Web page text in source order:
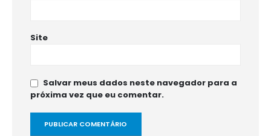
Site
Salvar meus dados neste navegador para a
próxima vez que eu comentar.